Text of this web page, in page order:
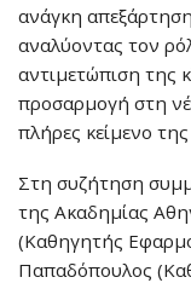
ανάγκη
αναλύοντας τον
αντιμετώπιση της
προσαρμογή στη
πλήρες κείμενο της
Στη συζήτηση
της Ακαδημίας
(Καθηγητής
Παπαδόπουλος